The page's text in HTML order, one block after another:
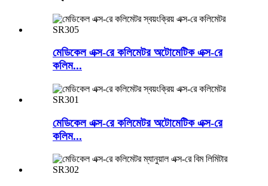
মেডিকেল এক্স-রে কলিমেটর অটোমেটিক এক্স-রে
কলিম...
মেডিকেল এক্স-রে কলিমেটর অটোমেটিক এক্স-রে
কলিম...